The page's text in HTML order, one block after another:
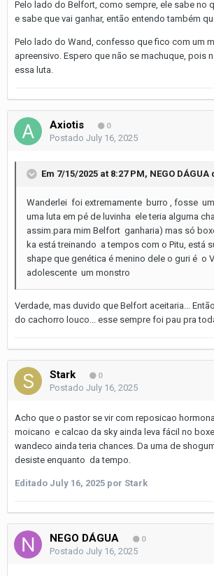
Pelo lado do Belfort, como sempre, ele sabe no
e sabe que vai ganhar, então entendo também
Pelo lado do Wand, confesso que fico com um
apreensivo. Espero que não se machuque, pois
essa luta.
Axiotis 0
Postado July 16, 2025
Em 7/15/2025 at 8:27 PM, NEGO DÁGUA
Wanderlei foi extremamente burro , fosse
uma luta em pé de luvinha ele teria alguma
assim.para mim Belfort ganharia) mas só
ka está treinando a tempos com o Pitu, está
shape que genética é menino dele o guri é o
adolescente um monstro
Verdade, mas duvido que Belfort aceitaria...
do cachorro louco... esse sempre foi pau pra
Stark 0
Postado July 16, 2025
Acho que o pastor se vir com reposicao
moicano e calcao da sky ainda leva fácil no
wandeco ainda teria chances. Da uma de
desiste enquanto da tempo.
Editado July 16, 2025 por Stark
NEGO DÁGUA 0
Postado July 16, 2025